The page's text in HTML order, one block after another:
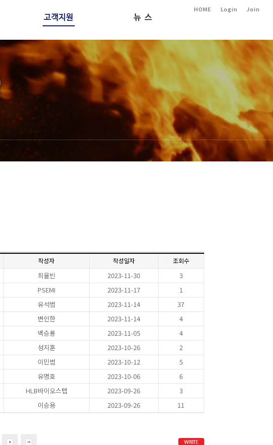
카달로그
보유인증서
제품문의
소식
제품영상
HOME Login Join
작성자 작성일자 조회수
최율빈 2023-11-30
3
PSEMI 2023-11-17
1
유석범 2023-11-14
37
변인한 2023-11-14
4
백승룡 2023-11-05
4
성지훈 2023-10-26
2
이민범 2023-10-12
5
유명호 2023-10-06
6
HLB바이오스텝 2023-09-26
3
이승용 2023-09-26 11